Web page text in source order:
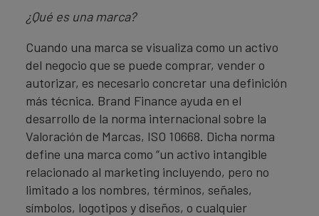
¿Qué es una marca?
Cuando una marca se visualiza como un activo
del negocio que se puede comprar, vender o
autorizar, es necesario concretar una definición
más técnica. Brand Finance ayuda en el
desarrollo de la norma internacional sobre la
Valoración de Marcas, ISO 10668. Dicha norma
define una marca como “un activo intangible
relacionado al marketing incluyendo, pero no
limitado a los nombres, términos, señales,
símbolos, logotipos y diseños, o cualquier